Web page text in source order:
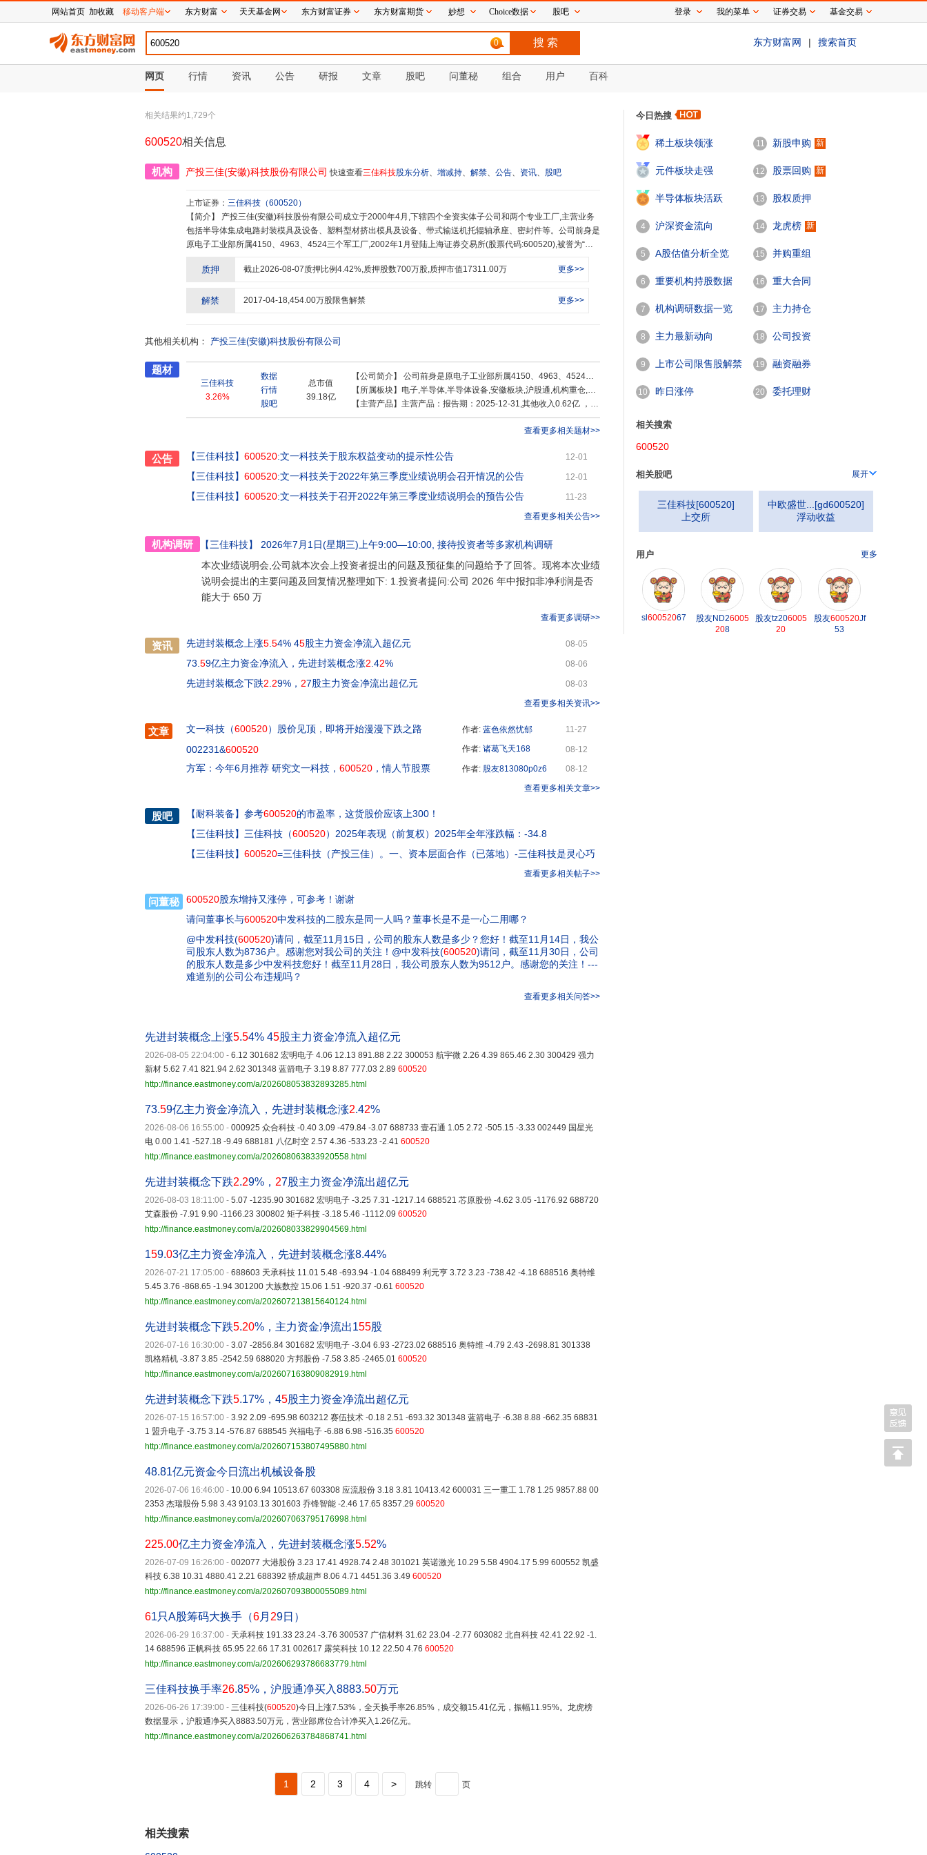
0 东方财富网 | 搜索首页
网页 行情 资讯 公告 研报 文章 股吧 问董秘 组合 用户 百科
相关结果约1,729个
600520相关信息
机构 产投三佳(安徽)科技股份有限公司 快速查看三佳科技股东分析、 增减持、 解禁、 公告、 资讯、 股吧
上市证券： 三佳科技 （600520）
【简介】
包括半导体集成电路封装模具及设备、塑料型材挤出模具及设备、带式输送机托辊轴承座、密封件等。公司前身是
原电子工业部所属4150、4963、4524三个军工厂,2002年1月登陆上海证券交易所(股票代码:600520),被誉为“中
模具以来,公司一直致力于半导体行业和化学建材行业模具及设备技术的研发,拥有省级技术中心、省级工业设计中
省重大科技专项、安徽省科技攻关计划和安徽省首台(套)重大技术装备项目,屡获国家重点新产品、安徽省新产品、
定。公司是中国模具工业协会副会长单位、国家集成电路封测产业链技术创新战略联盟理事单位、中国电子工业标
景,以“创造价值,贡献社会,用国产装备助力中国制造”为使命,持续为行业发展贡献力量!
质押 截止2026-08-07质押比例4.42%,质押股数700万股,质押市值17311.00万 更多>>
解禁 2017-04-18,454.00万股限售解禁 更多>>
其他相关机构： 产投三佳(安徽)科技股份有限公司
题材
三佳科技
3.26%
数据
行情
股吧
总市值
39.18亿
【公司简介】 公司前身是原电子工业部所属4150、4963、4524三个军工厂,2002年1月登陆上海证券交易所(股票代码:
【所属板块】 电子,半导体,半导体设备,安徽板块,沪股通,机构重仓,先进封装,机器人概念,半导体概念,国产芯片,央国企改革
【主营产品】 主营产品：报告期：2025-12-31,其他收入0.62亿 ，占比16.47% ，利润0.11亿 ，占比12.01% ，毛利率18.05%；其他(补充)收入0.1亿 ，占比2.73% ，利润0.03亿 ，占比3.44% ，毛利率31.16%；冲切成型系统收入0.65亿 ，占比17.2% ，利润0.17亿 ，占比18.64% ，毛利率26.83%；塑封压机、系统收入1.56亿 ，占比41.26% ，利润0.42亿 ，占比44.4% ，毛利率26.64%；塑料型材挤出模具收入0.29亿 ，占比7.64% ，利润0.09亿 ，占比10.02% ，毛利率32.45%；电子塑封模具收入0.56亿 ，占比14.69% ，利润0.11亿 ，占比11.5% ，毛利率19.38%
查看更多相关题材>>
公告 【三佳科技】 600520:文一科技关于股东权益变动的提示性公告 12-01
【三佳科技】 600520:文一科技关于2022年第三季度业绩说明会召开情况的公告 12-01
【三佳科技】 600520:文一科技关于召开2022年第三季度业绩说明会的预告公告
11-23
查看更多相关公告>>
机构调研 【三佳科技】 2026年7月1日(星期三)上午9:00—10:00 , 接待投资者等多家机构调研
本次业绩说明会,公司就本次会上投资者提出的问题及预征集的问题给予了回答。现将本次业绩
说明会提出的主要问题及回复情况整理如下: 1.投资者提问:公司 2026 年中报扣非净利润是否
能大于 650 万
查看更多调研>>
资讯 先进封装概念上涨5 54% 45股主力资金净流入超亿元 08-05
73. 59亿主力资金净流入，先进封装概念涨2 .42% 08-06
先进封装概念下跌2 29%， 27股主力资金净流出超亿元
08-03
查看更多相关资讯>>
文章 文一科技（600520）股价见顶，即将开始漫漫下跌之路 作者: 蓝色依然忧郁 11-27
002231&600520 作者: 诸葛飞天168 08-12
方军：今年6月推荐 研究文一科技， 600520 ，情人节股票 作者: 股友813080p0z6
08-12
查看更多相关文章>>
股吧 【耐科装备】 参考600520的市盈率，这货股价应该上300！
【三佳科技】 三佳科技（600520）2025年表现（前复权）2025年全年涨跌幅：-34.8
【三佳科技】 600520=三佳科技（产投三佳）。一、资本层面合作（已落地）-三佳科技是灵心巧
查看更多相关帖子>>
问董秘 600520股东增持又涨停，可参考！谢谢
请问董事长与600520中发科技的二股东是同一人吗？董事长是不是一心二用哪？
@中发科技(600520)请问，截至11月15日，公司的股东人数是多少？您好！截至11月14日，我公
司股东人数为8736户。感谢您对我公司的关注！@中发科技(600520)请问，截至11月30日，公司
的股东人数是多少中发科技您好！截至11月28日，我公司股东人数为9512户。感谢您的关注！---
难道别的公司公布违规吗？
查看更多相关问答>>
先进封装概念上涨5.54% 45股主力资金净流入超亿元
2026-08-05 22:04:00 - 6.12 301682 宏明电子 4.06 12.13 891.88 2.22 300053 航宇微 2.26 4.39 865.46 2.30 300429 强力
新材 5.62 7.41 821.94 2.62 301348 蓝箭电子 3.19 8.87 777.03 2.89 600520
http://finance.eastmoney.com/a/202608053832893285.html
73.59亿主力资金净流入，先进封装概念涨2.42%
2026-08-06 16:55:00 - 000925 众合科技 -0.40 3.09 -479.84 -3.07 688733 壹石通 1.05 2.72 -505.15 -3.33 002449 国星光
电 0.00 1.41 -527.18 -9.49 688181 八亿时空 2.57 4.36 -533.23 -2.41 600520
http://finance.eastmoney.com/a/202608063833920558.html
先进封装概念下跌2.29%， 27股主力资金净流出超亿元
2026-08-03 18:11:00 - 5.07 -1235.90 301682 宏明电子 -3.25 7.31 -1217.14 688521 芯原股份 -4.62 3.05 -1176.92 688720
艾森股份 -7.91 9.90 -1166.23 300802 矩子科技 -3.18 5.46 -1112.09 600520
http://finance.eastmoney.com/a/202608033829904569.html
159.03亿主力资金净流入，先进封装概念涨8.44%
2026-07-21 17:05:00 - 688603 天承科技 11.01 5.48 -693.94 -1.04 688499 利元亨 3.72 3.23 -738.42 -4.18 688516 奥特维
5.45 3.76 -868.65 -1.94 301200 大族数控 15.06 1.51 -920.37 -0.61 600520
http://finance.eastmoney.com/a/202607213815640124.html
先进封装概念下跌5.20%，主力资金净流出155股
2026-07-16 16:30:00 - 3.07 -2856.84 301682 宏明电子 -3.04 6.93 -2723.02 688516 奥特维 -4.79 2.43 -2698.81 301338
凯格精机 -3.87 3.85 -2542.59 688020 方邦股份 -7.58 3.85 -2465.01 600520
http://finance.eastmoney.com/a/202607163809082919.html
先进封装概念下跌5.17%，45股主力资金净流出超亿元
2026-07-15 16:57:00 - 3.92 2.09 -695.98 603212 赛伍技术 -0.18 2.51 -693.32 301348 蓝箭电子 -6.38 8.88 -662.35 68831
1 盟升电子 -3.75 3.14 -576.87 688545 兴福电子 -6.88 6.98 -516.35 600520
http://finance.eastmoney.com/a/202607153807495880.html
48.81亿元资金今日流出机械设备股
2026-07-06 16:46:00 - 10.00 6.94 10513.67 603308 应流股份 3.18 3.81 10413.42 600031 三一重工 1.78 1.25 9857.88 00
2353 杰瑞股份 5.98 3.43 9103.13 301603 乔锋智能 -2.46 17.65 8357.29 600520
http://finance.eastmoney.com/a/202607063795176998.html
225.00亿主力资金净流入，先进封装概念涨5.52%
2026-07-09 16:26:00 - 002077 大港股份 3.23 17.41 4928.74 2.48 301021 英诺激光 10.29 5.58 4904.17 5.99 600552 凯盛
科技 6.38 10.31 4880.41 2.21 688392 骄成超声 8.06 4.71 4451.36 3.49 600520
http://finance.eastmoney.com/a/202607093800055089.html
61只A股筹码大换手（6月 29日）
2026-06-29 16:37:00 - 天承科技 191.33 23.24 -3.76 300537 广信材料 31.62 23.04 -2.77 603082 北自科技 42.41 22.92 -1.
14 688596 正帆科技 65.95 22.66 17.31 002617 露笑科技 10.12 22.50 4.76 600520
http://finance.eastmoney.com/a/202606293786683779.html
三佳科技换手率26.85%，沪股通净买入8883.50万元
2026-06-26 17:39:00 - 三佳科技(600520)今日上涨7.53%，全天换手率26.85%，成交额15.41亿元，振幅11.95%。龙虎榜
数据显示，沪股通净买入8883.50万元，营业部席位合计净买入1.26亿元。
http://finance.eastmoney.com/a/202606263784868741.html
1 2 3 4 > 跳转 页
相关搜索
今日热搜
稀土板块领涨
2
元件板块走强
3
半导体板块活跃
4 沪深资金流向
5 A股估值分析全览
6 重要机构持股数据
7 机构调研数据一览
8 主力最新动向
9 上市公司限售股解禁
一览
10 昨日涨停
11 新股申购 新
12 股票回购 新
13 股权质押
14 龙虎榜 新
15 并购重组
16 重大合同
17 主力持仓
18 公司投资
19 融资融券
20 委托理财
相关搜索
600520
相关股吧 展开
三佳科技[600520]
上交所
中欧盛世... [gd600520]
浮动收益
用户 更多
sl 60052067 股友ND26005
208
股友tz206005
20
股友600520Jf
53
网站首页 加收藏 移动客户端 东方财富 天天基金网 东方财富证券 东方财富期货 妙想 Choice数据 股吧 登录 我的菜单 证券交易 基金交易